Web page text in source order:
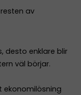
av
desto enklare blir
väl börjar.
ekonomilösning